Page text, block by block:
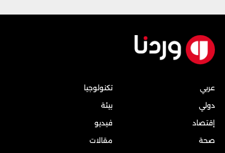
عربي
دولي
إقتصاد
صحة
تكنولوجيا
بيئة
فيديو
مقالات